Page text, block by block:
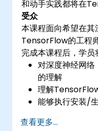
和动手实践都将在
受众
本课程面向希望在
TensorFlow的工程师
完成本课程后，学员
对深度神经网络
的理解
理解
能够执行安装/
能够实现高级生
查看更多...